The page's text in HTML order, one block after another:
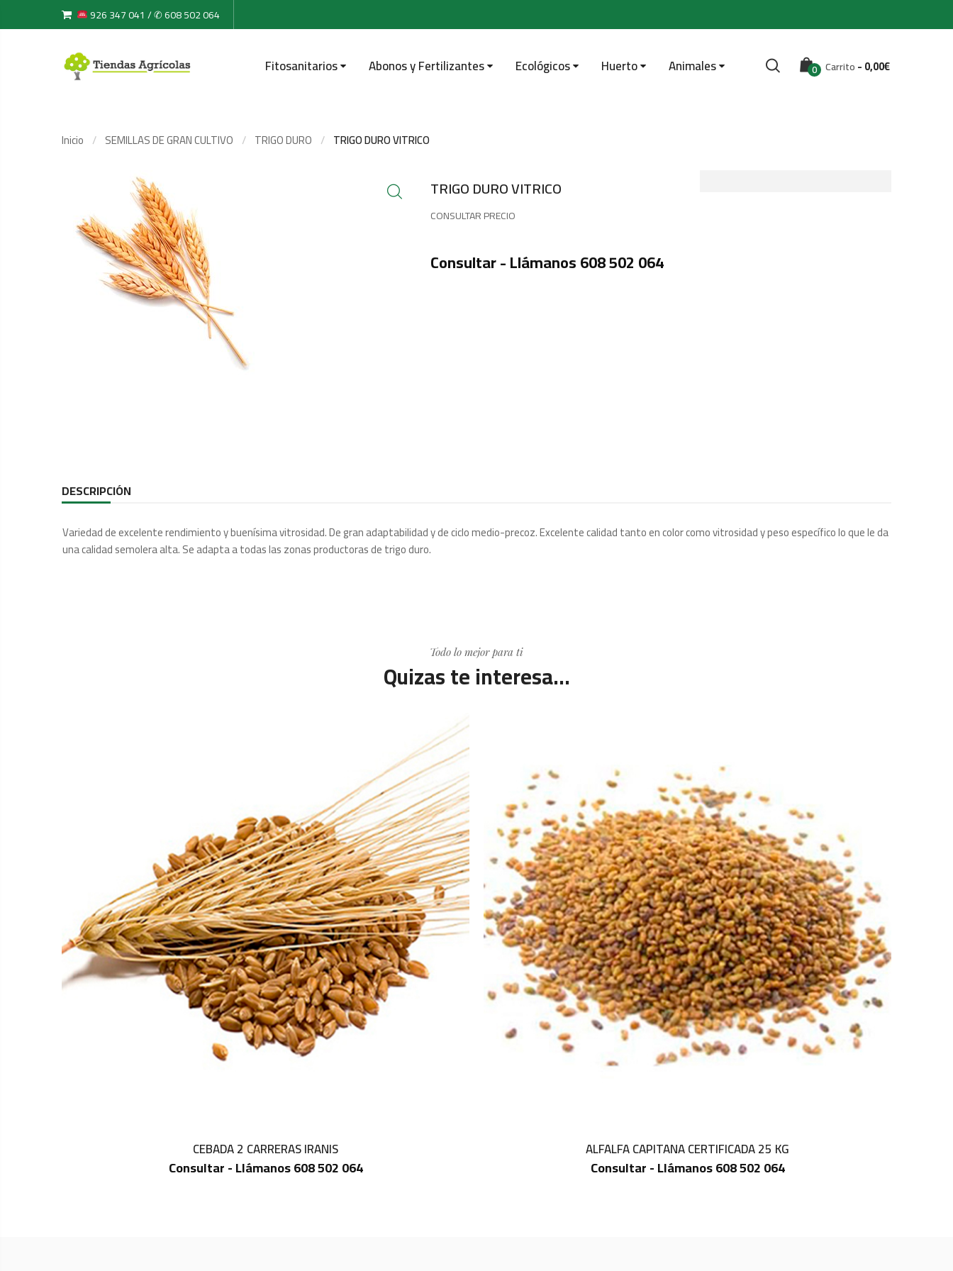
926 347 041 / ✆ 608 502 064
Fitosanitarios Abonos y Fertilizantes Ecológicos Huerto Animales 0 Carrito-0,00€
Inicio SEMILLAS DE GRAN CULTIVO TRIGO DURO TRIGO DURO VITRICO
TRIGO DURO VITRICO
CONSULTAR PRECIO
Consultar - Llámanos 608 502 064
DESCRIPCIÓN
Variedad de excelente rendimiento y buenísima vitrosidad. De gran adaptabilidad y de ciclo medio-precoz. Excelente calidad tanto en color como vitrosidad y peso específico lo que le da
una calidad semolera alta. Se adapta a todas las zonas productoras de trigo duro.
Todo lo mejor para ti
Quizas te interesa...
IN STOCK
CEBADA 2 CARRERAS IRANIS
Consultar - Llámanos 608 502 064 IN STOCK
ALFALFA CAPITANA CERTIFICADA 25 KG
Consultar - Llámanos 608 502 064